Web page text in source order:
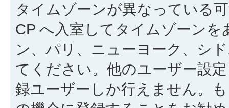
タイムゾーンが異なっている
CP へ入室してタイムゾーン
ン、パリ、ニューヨーク、シ
てください。他のユーザー設
録ユーザーしか行えません。